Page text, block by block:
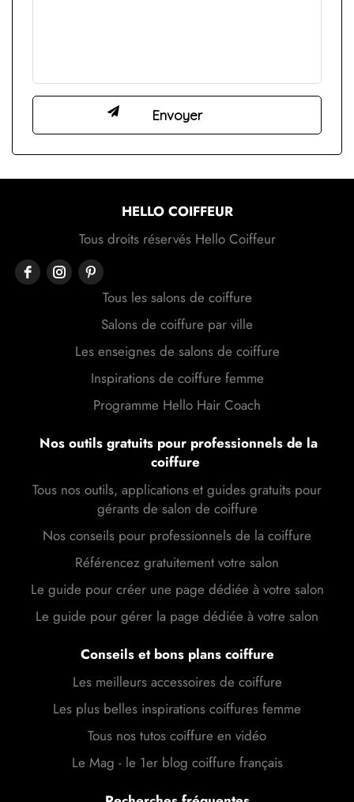
HELLO COIFFEUR
Tous droits réservés Hello Coiffeur
Tous les salons de coiffure
Salons de coiffure par ville
Les enseignes de salons de coiffure
Inspirations de coiffure femme
Programme Hello Hair Coach
Nos outils gratuits pour professionnels de la
coiffure
Tous nos outils, applications et guides gratuits pour
gérants de salon de coiffure
Nos conseils pour professionnels de la coiffure
Référencez gratuitement votre salon
Le guide pour créer une page dédiée à votre salon
Le guide pour gérer la page dédiée à votre salon
Conseils et bons plans coiffure
Les meilleurs accessoires de coiffure
Les plus belles inspirations coiffures femme
Tous nos tutos coiffure en vidéo
Le Mag - le 1er blog coiffure français